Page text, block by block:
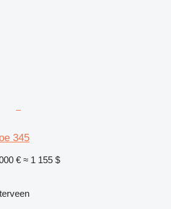
345
€ ≈ 1 155 $